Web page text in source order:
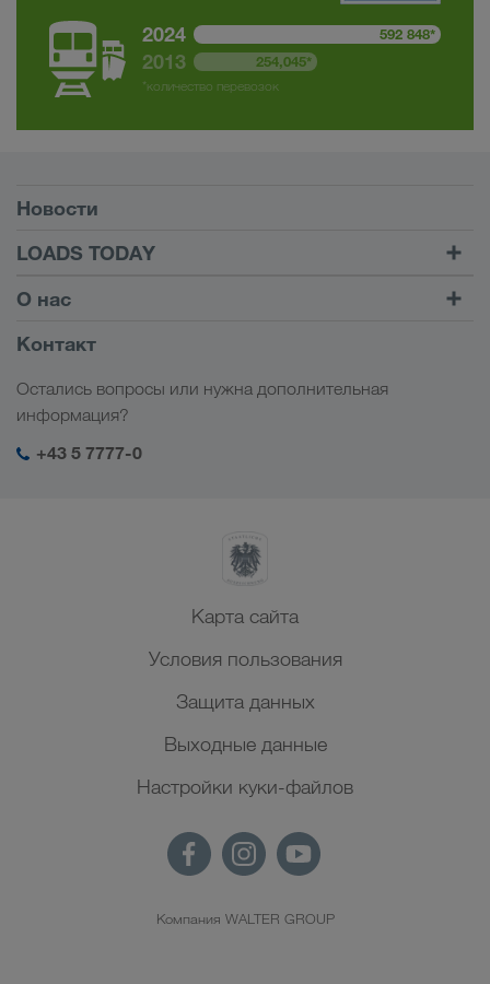
2024 592 848*
2013
254,045*
*количество перевозок
Условия
Новости
LOADS TODAY
Найти груз на
LOADS TODAY
Узнать больше
Войти в учетную запись
О нас
Информация о компании
Менеджмент SHEQ
Контакт
Остались вопросы или нужна дополнительная
информация?
+43 5 7777-0
Карта сайта
Условия пользования
Защита данных
Выходные данные
Настройки куки-файлов
Компания WALTER GROUP